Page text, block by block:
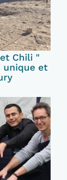
Chili "
unique et